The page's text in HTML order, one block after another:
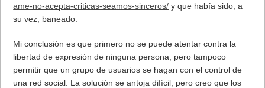
ame-no-acepta-criticas-seamos-sinceros/ y que había sido, a
su vez, baneado.
Mi conclusión es que primero no se puede atentar contra la
libertad de expresión de ninguna persona, pero tampoco
permitir que un grupo de usuarios se hagan con el control de
una red social. La solución se antoja difícil, pero creo que los